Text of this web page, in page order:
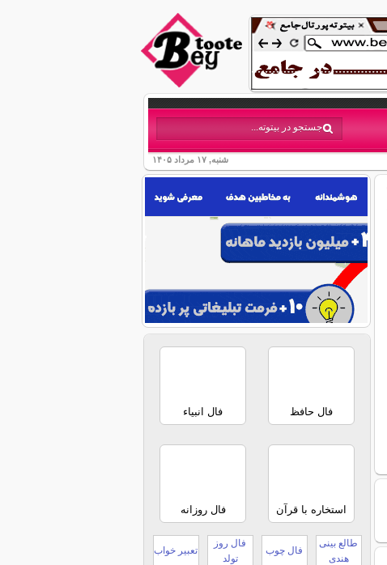
شنبه, ۱۷ مرداد ۱۴۰۵
فال حافظ فال انبیاء
استخاره با قرآن فال روزانه
طالع بینی
هندی
فال چوب
فال روز
تولد
تعبیر خواب